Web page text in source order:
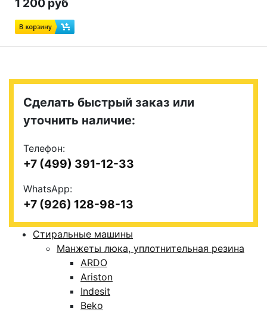
1 200 руб
Сделать быстрый заказ или
уточнить наличие:
Телефон:
+7 (499) 391-12-33
WhatsApp:
+7 (926) 128-98-13
Стиральные машины
Манжеты люка, уплотнительная резина
ARDO
Ariston
Indesit
Beko